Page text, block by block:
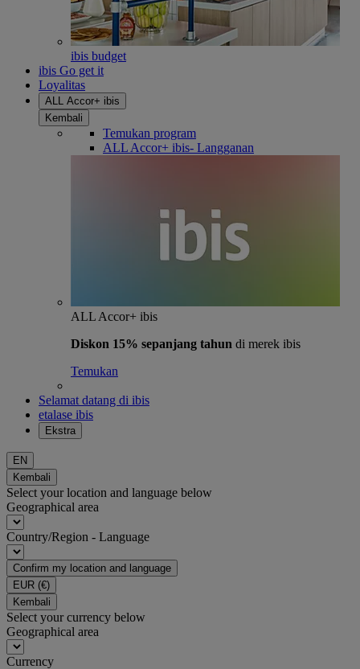
ibis budget
ibis Go get it
Loyalitas
ALL Accor+ ibis
Kembali
Temukan program
ALL Accor+ ibis- Langganan
ALL Accor+ ibis
Diskon 15% sepanjang tahun di merek ibis
Temukan
Selamat datang di ibis
etalase ibis
Ekstra
EN
Kembali
Select your location and language below
Geographical area
Country/Region - Language
Confirm my location and language
EUR (€)
Kembali
Select your currency below
Geographical area
Currency